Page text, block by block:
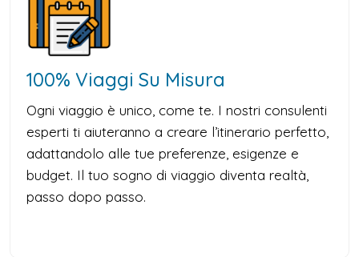
100% Viaggi Su Misura
Ogni viaggio è unico, come te. I nostri consulenti
esperti ti aiuteranno a creare l’itinerario perfetto,
adattandolo alle tue preferenze, esigenze e
budget. Il tuo sogno di viaggio diventa realtà,
passo dopo passo.